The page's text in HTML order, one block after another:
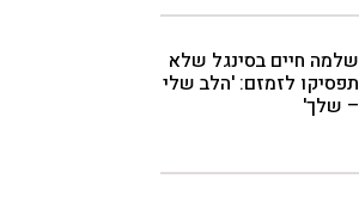
שלמה חיים בסינגל שלא
תפסיקו לזמזם: 'הלב שלי
– שלך'